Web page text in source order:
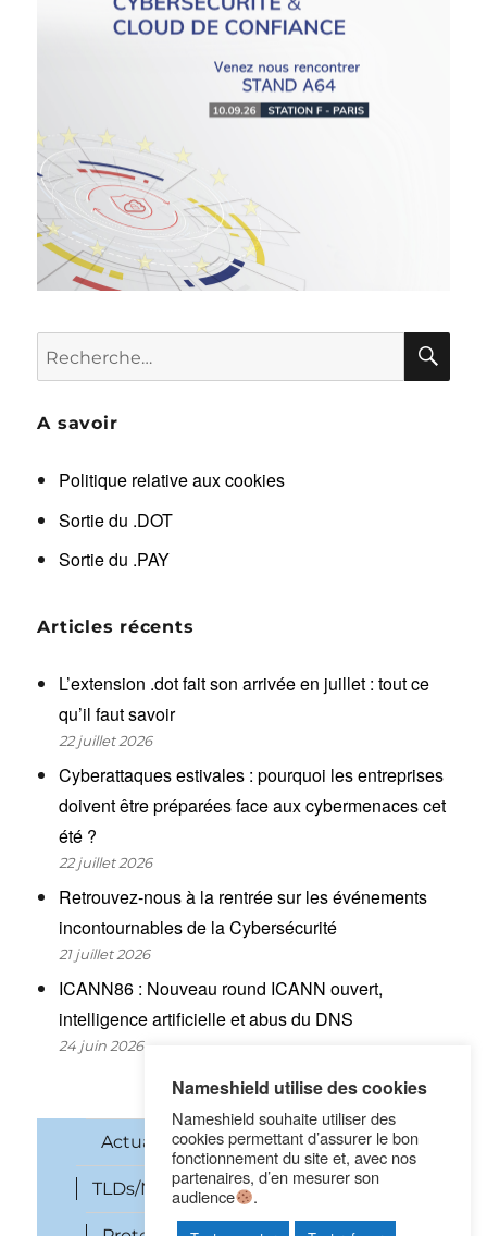
Recherche
pour :
A savoir
Politique relative aux cookies
Sortie du .DOT
Sortie du .PAY
Articles récents
L’extension .dot fait son arrivée en juillet : tout ce
qu’il faut savoir
22 juillet 2026
Cyberattaques estivales : pourquoi les entreprises
doivent être préparées face aux cybermenaces cet
été ?
22 juillet 2026
Retrouvez-nous à la rentrée sur les événements
incontournables de la Cybersécurité
21 juillet 2026
ICANN86 : Nouveau round ICANN ouvert,
intelligence artificielle et abus du DNS
24 juin 2026
Actualités Noms de domaine
TLDs/New gTLDs Cybersécurité
Nameshield utilise des cookies
Nameshield souhaite utiliser des
cookies permettant d’assurer le bon
fonctionnement du site et, avec nos
partenaires, d’en mesurer son
audience
.